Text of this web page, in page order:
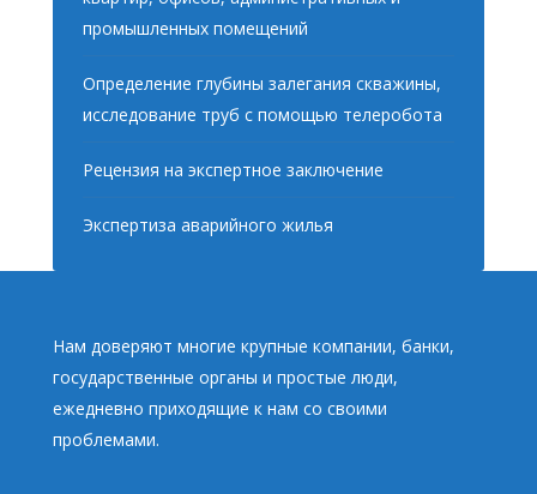
промышленных помещений
Определение глубины залегания скважины,
исследование труб с помощью телеробота
Рецензия на экспертное заключение
Экспертиза аварийного жилья
Нам доверяют многие крупные компании, банки,
государственные органы и простые люди,
ежедневно приходящие к нам со своими
проблемами.